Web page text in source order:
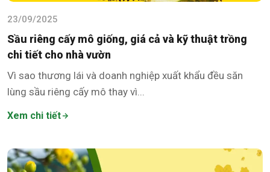
23/09/2025
Sầu riêng cấy mô giống, giá cả và kỹ thuật trồng
chi tiết cho nhà vườn
Vì sao thương lái và doanh nghiệp xuất khẩu đều săn
lùng sầu riêng cấy mô thay vì...
Xem chi tiết